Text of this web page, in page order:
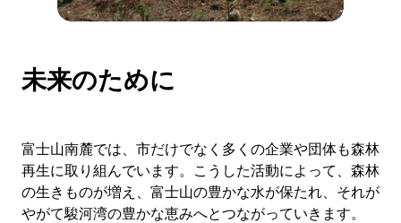
未来のために
富士山南麓では、市だけでなく多くの企業や団体も森林
再生に取り組んでいます。こうした活動によって、森林
の生きものが増え、富士山の豊かな水が保たれ、それが
やがて駿河湾の豊かな恵みへとつながっていきます。